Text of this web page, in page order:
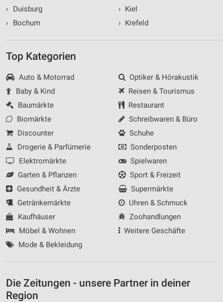
›
Duisburg
›
Bochum
› Kiel
› Krefeld
Top Kategorien
Auto & Motorrad
Baby & Kind
Baumärkte
Biomärkte
Discounter
Drogerie & Parfümerie
Elektromärkte
Garten & Pflanzen
Gesundheit & Ärzte
Getränkemärkte
Kaufhäuser
Möbel & Wohnen
Mode & Bekleidung
Optiker & Hörakustik
Reisen & Tourismus
Restaurant
Schreibwaren & Büro
Schuhe
Sonderposten
Spielwaren
Sport & Freizeit
Supermärkte
Uhren & Schmuck
Zoohandlungen
Weitere Geschäfte
Die Zeitungen - unsere Partner in deiner
Region